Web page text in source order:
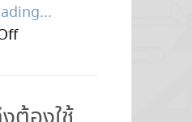
on
Technology